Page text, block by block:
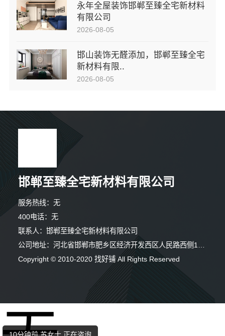
永年全屋装饰邯郸至臻全宅新材料
有限公司
2026-08-05
邯山装饰无醛添加，邯郸至臻全宅
新材料有限..
2026-08-05
邯郸至臻全宅新材料有限公司
服务热线：无
400电话：无
联系人：邯郸至臻全宅新材料有限公司
Copyright © 2010-2020 找好铺 All Rights Reserved